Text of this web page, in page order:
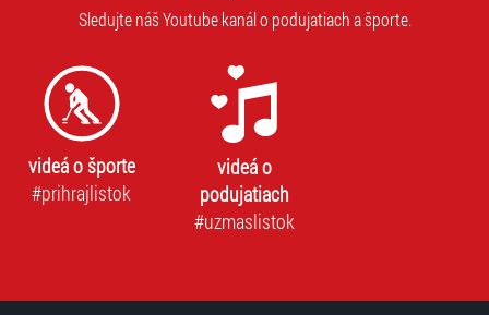
Sledujte náš Youtube kanál o podujatiach a športe.
videá o športe
#prihrajlistok
videá o
podujatiach
#uzmaslistok